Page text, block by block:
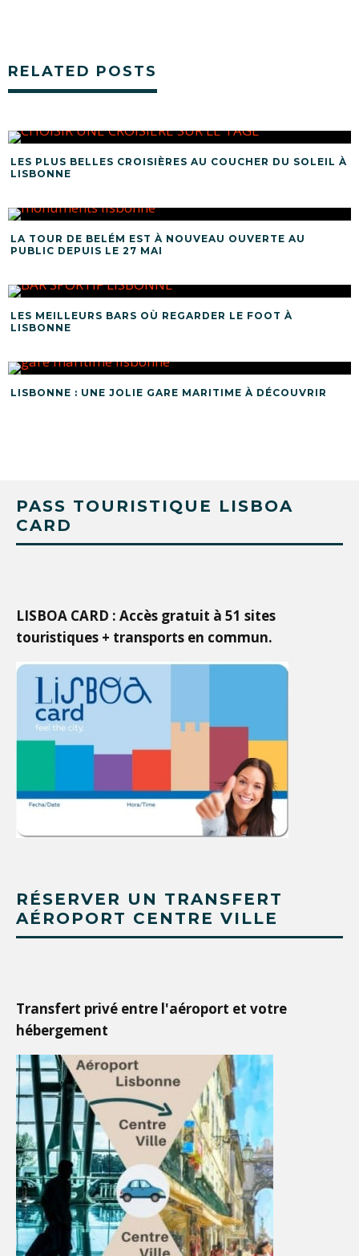
RELATED POSTS
LES PLUS BELLES CROISIÈRES AU COUCHER DU SOLEIL À
LISBONNE
LA TOUR DE BELÉM EST À NOUVEAU OUVERTE AU
PUBLIC DEPUIS LE 27 MAI
LES MEILLEURS BARS OÙ REGARDER LE FOOT À
LISBONNE
LISBONNE : UNE JOLIE GARE MARITIME À DÉCOUVRIR
PASS TOURISTIQUE LISBOA
CARD
LISBOA CARD : Accès gratuit à 51 sites
touristiques + transports en commun.
RÉSERVER UN TRANSFERT
AÉROPORT CENTRE VILLE
Transfert privé entre l'aéroport et votre
hébergement